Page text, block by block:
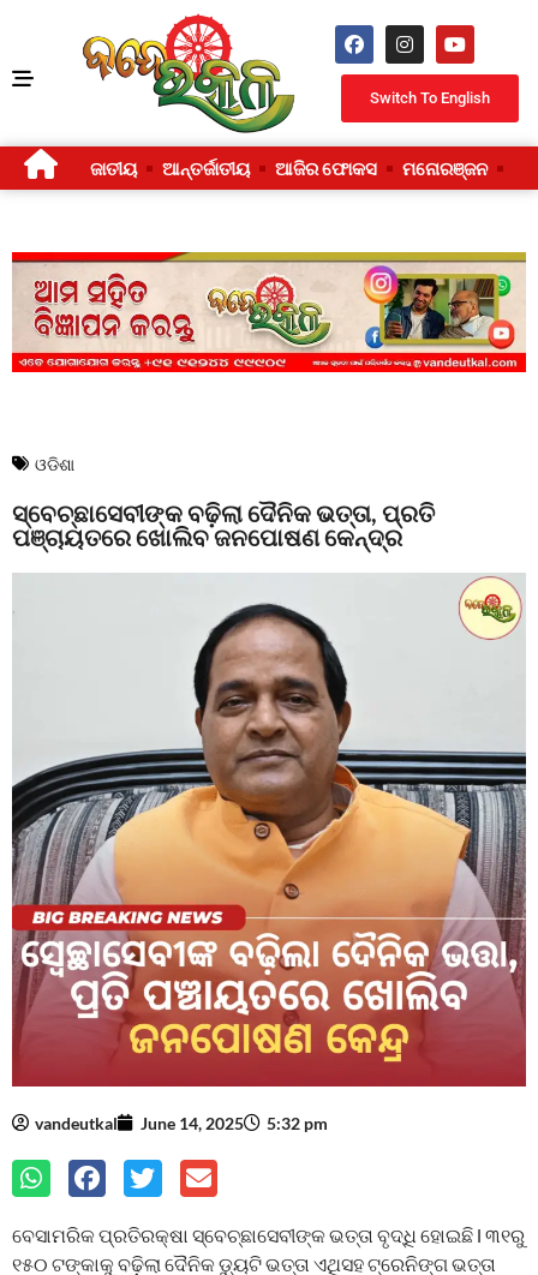
Switch To English
ଜାତୀୟ ଆନ୍ତର୍ଜାତୀୟ ଆଜିର ଫୋକସ ମନୋରଞ୍ଜନ
ଓଡିଶା
ସ୍ବେଚ୍ଛାସେବୀଙ୍କ ବଢ଼ିଲା ଦୈନିକ ଭତ୍ତା, ପ୍ରତି
ପଞ୍ଚାୟତରେ ଖୋଲିବ ଜନପୋଷଣ କେନ୍ଦ୍ର
vandeutkal June 14, 2025 5:32 pm
ବେସାମରିକ ପ୍ରତିରକ୍ଷା ସ୍ବେଚ୍ଛାସେବୀଙ୍କ ଭତ୍ତା ବୃଦ୍ଧି ହୋଇଛି l ୩୧ରୁ
୧୫୦ ଟଙ୍କାକୁ ବଢ଼ିଲା ଦୈନିକ ଡ୍ୟୁଟି ଭତ୍ତା ଏଥିସହ ଟ୍ରେନିଙ୍ଗ ଭତ୍ତା